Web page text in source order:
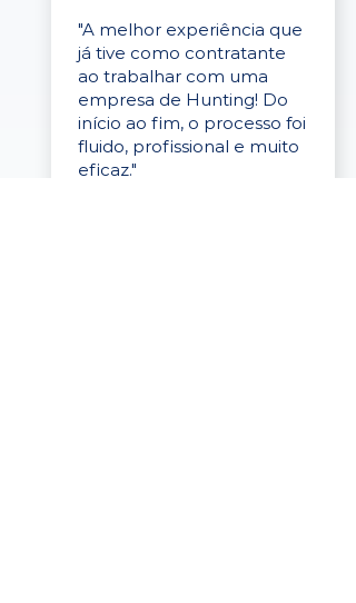
"A melhor experiência que
já tive como contratante
ao trabalhar com uma
empresa de Hunting! Do
início ao fim, o processo foi
fluido, profissional e muito
eficaz."